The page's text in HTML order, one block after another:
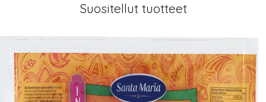
Suositellut tuotteet